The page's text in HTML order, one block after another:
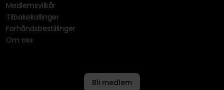
Medlemsvilkår
Tilbakekallinger
Forhåndsbestillinger
Om oss
Bli medlem